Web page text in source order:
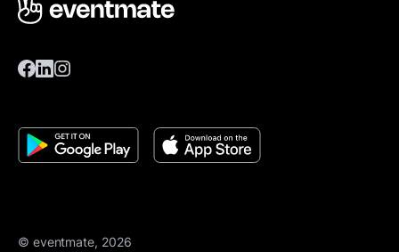
© eventmate, 2026